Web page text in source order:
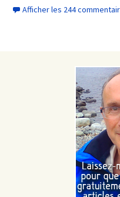
Afficher les 244